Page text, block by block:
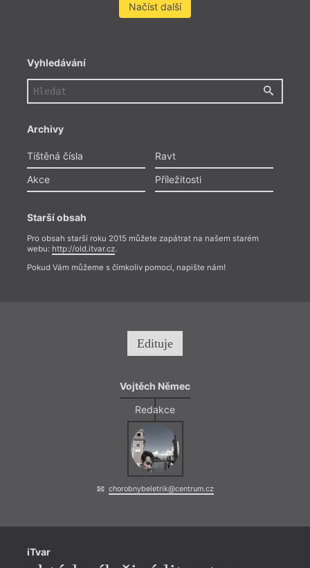
Načíst další
Vyhledávání
Archivy
Tištěná čísla
Ravt
Akce
Příležitosti
Starší obsah
Pro obsah starší roku 2015 můžete zapátrat na našem starém
webu: http://old.itvar.cz.
Pokud Vám můžeme s čímkoliv pomoci, napište nám!
Edituje
Vojtěch Němec
Redakce
chorobnybeletrik@centrum.cz
iTvar